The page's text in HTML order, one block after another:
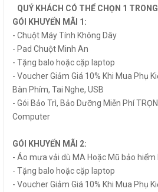
QUÝ KHÁCH CÓ THỂ CHỌN 1
GÓI KHUYẾN MÃI 1:
- Chuột Máy Tính Không Dây
- Pad Chuột Minh An
- Tặng balo hoặc cặp laptop
- Voucher Giảm Giá 10% Khi Mua Phụ
Bàn Phím, Tai Nghe, USB
- Gói Bảo Trì, Bảo Dưỡng Miễn Phí
Computer
GÓI KHUYẾN MÃI 2:
- Áo mưa vải dù MA Hoặc Mũ bảo hiểm
- Tặng balo hoặc cặp laptop
- Voucher Giảm Giá 10% Khi Mua Phụ